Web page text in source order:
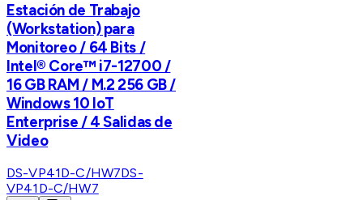
Estación de Trabajo
(Workstation) para
Monitoreo / 64 Bits /
Intel® Core™ i7-12700 /
16 GB RAM / M.2 256 GB /
Windows 10 IoT
Enterprise / 4 Salidas de
Video
DS-VP41D-C/HW7DS-
VP41D-C/HW7